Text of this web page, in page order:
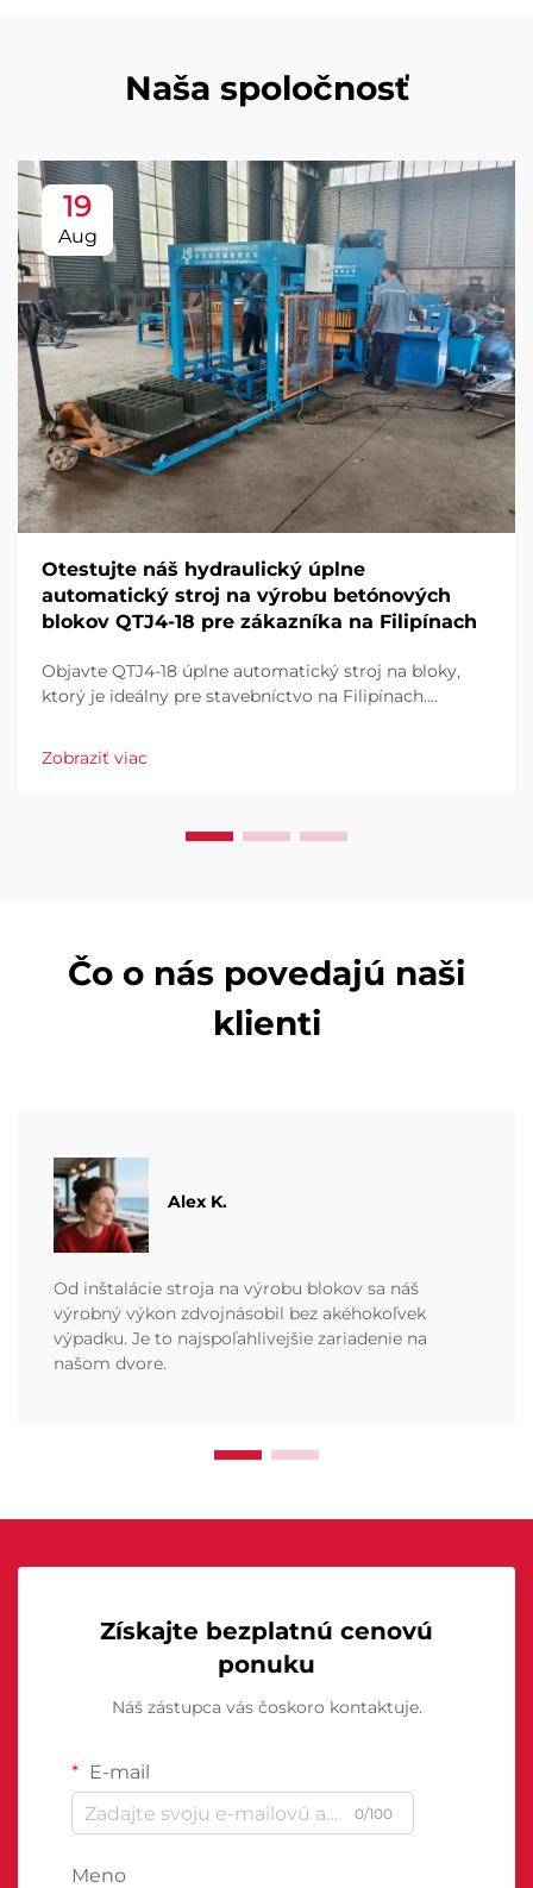
Naša spoločnosť
19
Aug
Otestujte náš hydraulický úplne
automatický stroj na výrobu betónových
blokov QTJ4-18 pre zákazníka na Filipínach
Objavte QTJ4-18 úplne automatický stroj na bloky,
ktorý je ideálny pre stavebníctvo na Filipínach.
výkon, nízky odpad, plná automatizácia. Vyžiadajte si
ponuku už dnes.
Zobraziť viac
Čo o nás povedajú naši
klienti
Alex K.
Od inštalácie stroja na výrobu blokov sa náš
výrobný výkon zdvojnásobil bez akéhokoľvek
výpadku. Je to najspoľahlivejšie zariadenie na
našom dvore.
Získajte bezplatnú cenovú
ponuku
Náš zástupca vás čoskoro kontaktuje.
E-mail
0/100
Meno